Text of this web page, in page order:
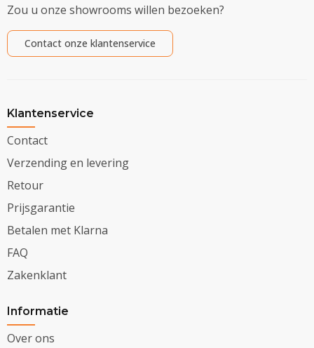
Zou u onze showrooms willen bezoeken?
Contact onze klantenservice
Klantenservice
Contact
Verzending en levering
Retour
Prijsgarantie
Betalen met Klarna
FAQ
Zakenklant
Informatie
Over ons